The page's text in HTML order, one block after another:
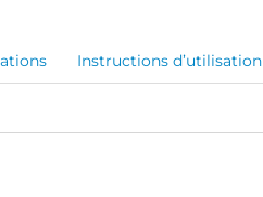
Instructions d’utilisation